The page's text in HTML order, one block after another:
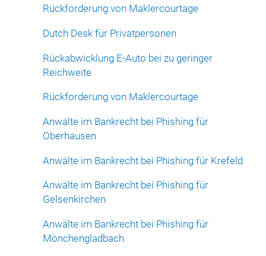
Rückforderung von Maklercourtage
Dutch Desk für Privatpersonen
Rückabwicklung E-Auto bei zu geringer
Reichweite
Rückforderung von Maklercourtage
Anwälte im Bankrecht bei Phishing für
Oberhausen
Anwälte im Bankrecht bei Phishing für Krefeld
Anwälte im Bankrecht bei Phishing für
Gelsenkirchen
Anwälte im Bankrecht bei Phishing für
Mönchengladbach